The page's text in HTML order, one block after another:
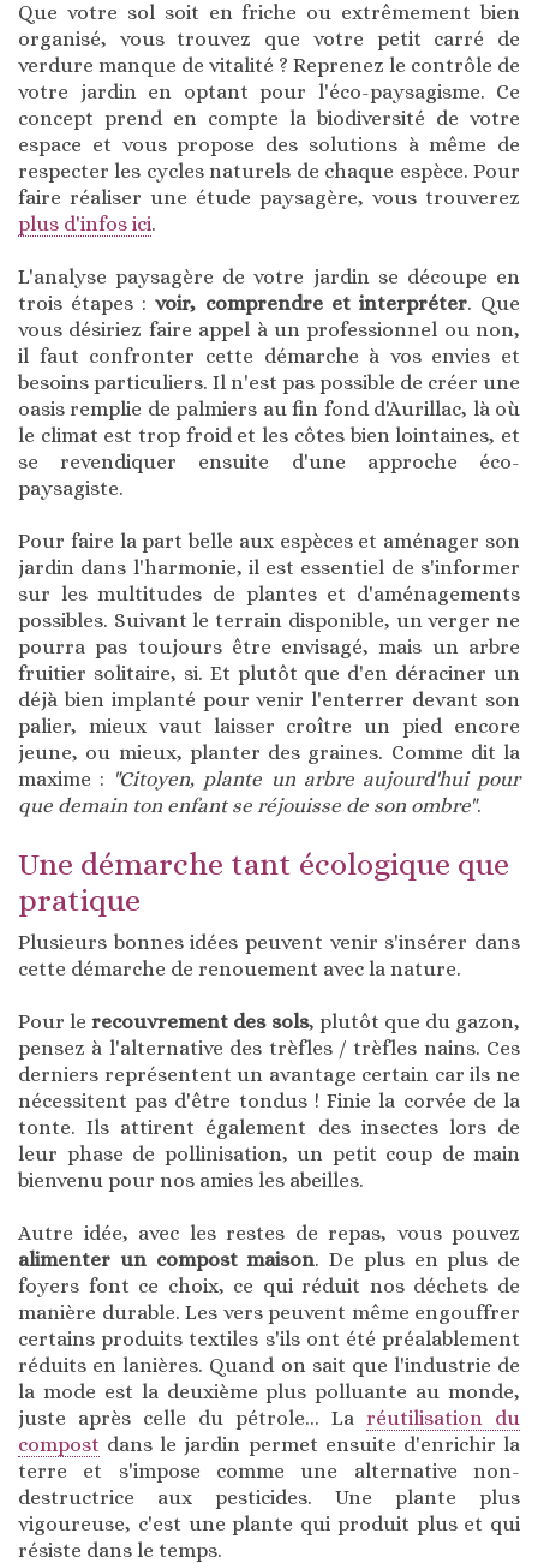
Que votre sol soit en friche ou extrêmement bien
organisé, vous trouvez que votre petit carré de
verdure manque de vitalité ? Reprenez le contrôle de
votre jardin en optant pour l'éco-paysagisme. Ce
concept prend en compte la biodiversité de votre
espace et vous propose des solutions à même de
respecter les cycles naturels de chaque espèce. Pour
faire réaliser une étude paysagère, vous trouverez
plus d'infos ici.
L'analyse paysagère de votre jardin se découpe en
trois étapes :voir, comprendre et interpréter. Que
vous désiriez faire appel à un professionnel ou non,
il faut confronter cette démarche à vos envies et
besoins particuliers. Il n'est pas possible de créer une
oasis remplie de palmiers au fin fond d'Aurillac, là où
le climat est trop froid et les côtes bien lointaines, et
se revendiquer ensuite d'une approche éco-
paysagiste.
Pour faire la part belle aux espèces et aménager son
jardin dans l'harmonie, il est essentiel de s'informer
sur les multitudes de plantes et d'aménagements
possibles. Suivant le terrain disponible, un verger ne
pourra pas toujours être envisagé, mais un arbre
fruitier solitaire, si. Et plutôt que d'en déraciner un
déjà bien implanté pour venir l'enterrer devant son
palier, mieux vaut laisser croître un pied encore
jeune, ou mieux, planter des graines. Comme dit la
maxime : "Citoyen, plante un arbre aujourd'hui pour
que demain ton enfant se réjouisse de son ombre".
Une démarche tant écologique que
pratique
Plusieurs bonnes idées peuvent venir s'insérer dans
cette démarche de renouement avec la nature.
Pour lerecouvrement des sols, plutôt que du gazon,
pensez à l'alternative des trèfles / trèfles nains. Ces
derniers représentent un avantage certain car ils ne
nécessitent pas d'être tondus ! Finie la corvée de la
tonte. Ils attirent également des insectes lors de
leur phase de pollinisation, un petit coup de main
bienvenu pour nos amies les abeilles.
Autre idée, avec les restes de repas, vous pouvez
alimenter un compost maison. De plus en plus de
foyers font ce choix, ce qui réduit nos déchets de
manière durable. Les vers peuvent même engouffrer
certains produits textiles s'ils ont été préalablement
réduits en lanières. Quand on sait que l'industrie de
la mode est la deuxième plus polluante au monde,
juste après celle du pétrole... La réutilisation du
compost dans le jardin permet ensuite d'enrichir la
terre et s'impose comme une alternative non-
destructrice aux pesticides. Une plante plus
vigoureuse, c'est une plante qui produit plus et qui
résiste dans le temps.